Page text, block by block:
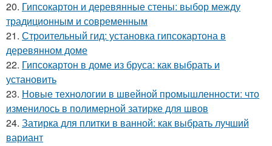
20. Гипсокартон и деревянные стены: выбор между
традиционным и современным
21. Строительный гид: установка гипсокартона в
деревянном доме
22. Гипсокартон в доме из бруса: как выбрать и
установить
23. Новые технологии в швейной промышленности: что
изменилось в полимерной затирке для швов
24. Затирка для плитки в ванной: как выбрать лучший
вариант